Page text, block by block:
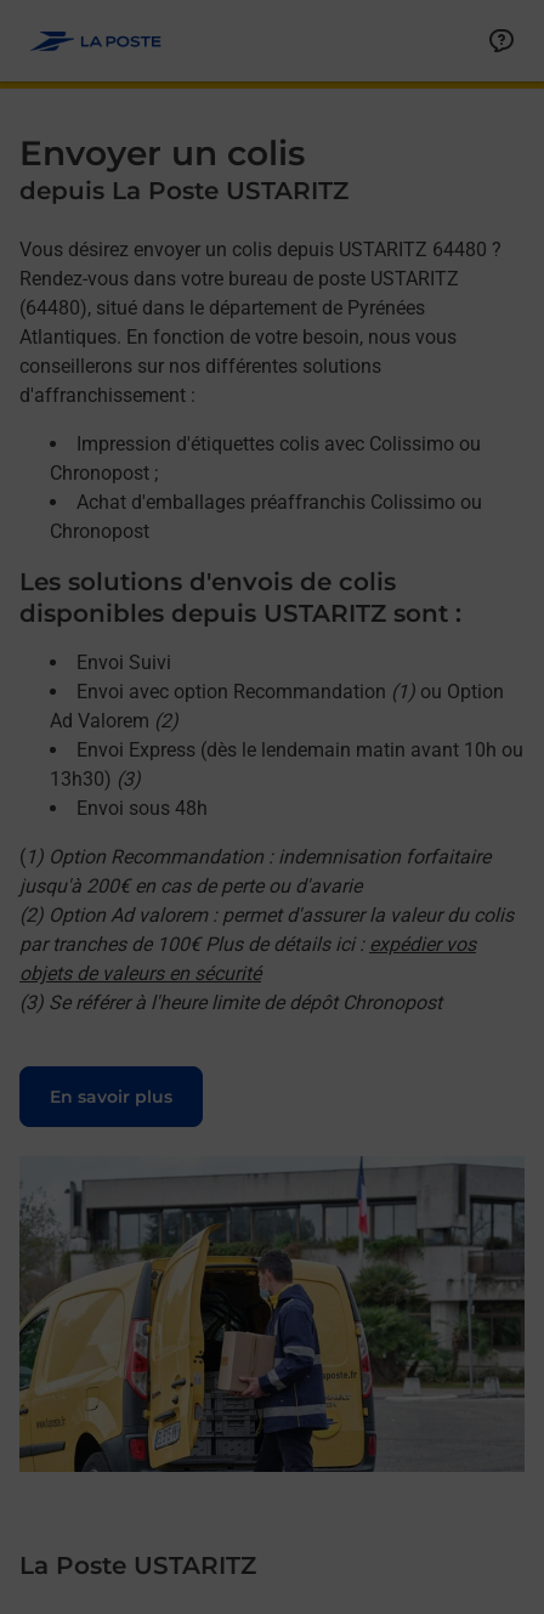
Envoyer un colis
depuis La Poste USTARITZ
Vous désirez envoyer un colis depuis USTARITZ 64480 ?
Rendez-vous dans votre bureau de poste USTARITZ
(64480), situé dans le département de Pyrénées
Atlantiques. En fonction de votre besoin, nous vous
conseillerons sur nos différentes solutions
d'affranchissement :
Impression d'étiquettes colis avec Colissimo ou
Chronopost ;
Achat d'emballages préaffranchis Colissimo ou
Chronopost
Les solutions d'envois de colis
disponibles depuis USTARITZ sont :
Envoi Suivi
Envoi avec option Recommandation (1) ou Option
Ad Valorem (2)
Envoi Express (dès le lendemain matin avant 10h ou
13h30) (3)
Envoi sous 48h
( 1) Option Recommandation : indemnisation forfaitaire
jusqu'à 200€ en cas de perte ou d'avarie
(2) Option Ad valorem : permet d'assurer la valeur du colis
par tranches de 100€ Plus de détails ici : expédier vos
objets de valeurs en sécurité
(3) Se référer à l'heure limite de dépôt Chronopost
En savoir plus
Le lien s'ouvre dans un nouvel onglet
La Poste USTARITZ